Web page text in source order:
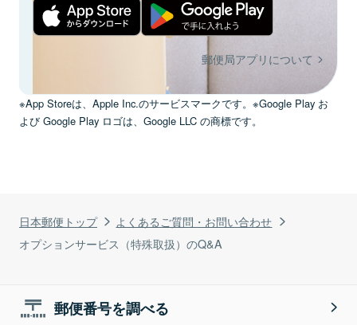
日本郵便トップ
よくあるご質問・お問い合わせ
オプションサービス（特殊取扱）のQ&A
郵便局アプリについて
※App Storeは、Apple Inc.のサービスマークです。※Google Play お
よび Google Play ロゴは、Google LLC の商標です。
郵便番号を調べる